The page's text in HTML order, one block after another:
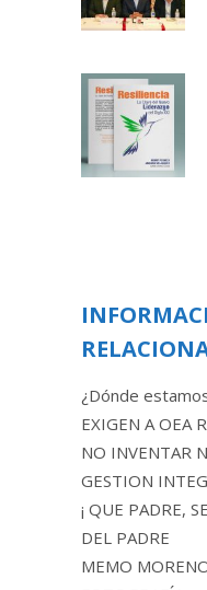
¿Dónde
EXIGEN A OEA
NO INVENTAR
GESTION
¡ QUE PADRE,
DEL PADRE
MEMO